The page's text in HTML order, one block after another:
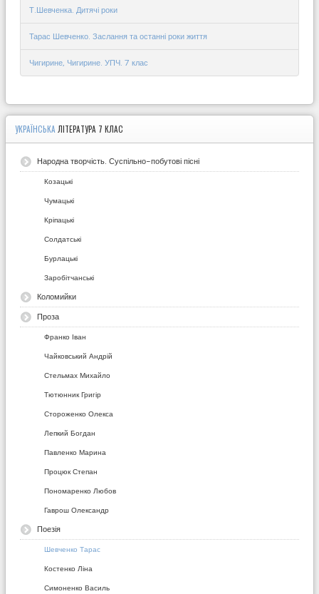
Т.Шевченка. Дитячі роки
Тарас Шевченко. Заслання та останні роки життя
Чигирине, Чигирине. УПЧ. 7 клас
УКРАЇНСЬКАЛІТЕРАТУРА 7 КЛАС
Народна творчість. Суспільно-побутові пісні
Козацькі
Чумацькі
Кріпацькі
Солдатські
Бурлацькі
Заробітчанські
Коломийки
Проза
Франко Іван
Чайковський Андрій
Стельмах Михайло
Тютюнник Григір
Стороженко Олекса
Лепкий Богдан
Павленко Марина
Процюк Степан
Пономаренко Любов
Гаврош Олександр
Поезія
Шевченко Тарас
Костенко Ліна
Симоненко Василь